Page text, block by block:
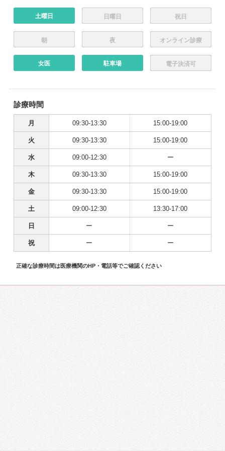
土曜日 日曜日 祝日
朝 夜 オンライン診療
女医 駐車場 電子決済可
診療時間
月 09:30-13:30 15:00-19:00
火 09:30-13:30 15:00-19:00
水 09:00-12:30 ー
木 09:30-13:30 15:00-19:00
金 09:30-13:30 15:00-19:00
土 09:00-12:30 13:30-17:00
日 ー ー
祝 ー ー
正確な診療時間は医療機関のHP・電話等でご確認ください